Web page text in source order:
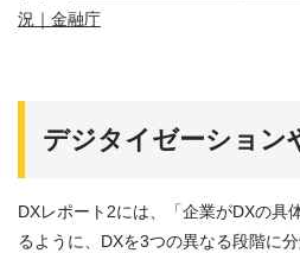
況｜金融庁
デジタイゼーション
DXレポート2には、「企業がDXの具
るように、DXを3つの異なる段階に